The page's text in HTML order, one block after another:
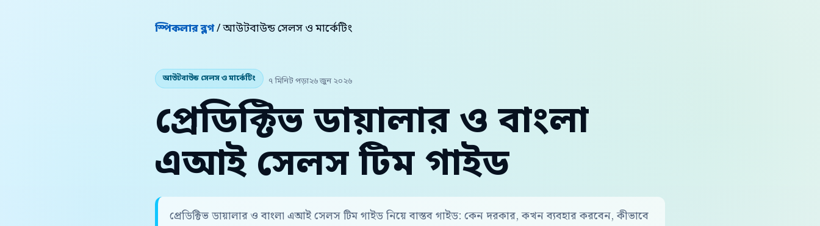
স্পিকলার ব্লগ/ আউটবাউন্ড সেলস ও মার্কেটিং
আউটবাউন্ড সেলস ও মার্কেটিং ৭ মিনিট পড়া২৬ জুন ২০২৬
প্রেডিক্টিভ ডায়ালার ও বাংলা
এআই সেলস টিম গাইড
প্রেডিক্টিভ ডায়ালার ও বাংলা এআই সেলস টিম গাইড নিয়ে বাস্তব গাইড: কেন দরকার, কখন ব্যবহার করবেন, কীভাবে